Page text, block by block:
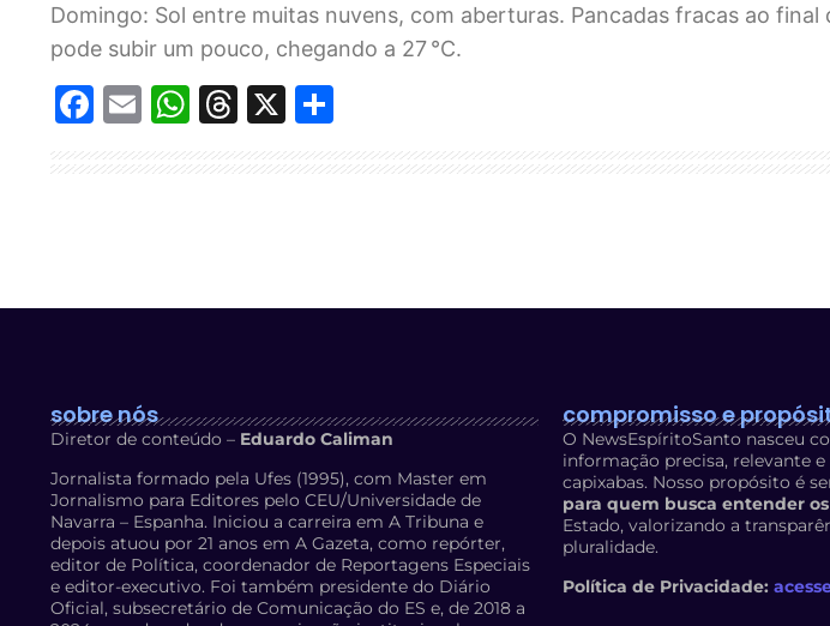
Domingo: Sol entre muitas nuvens, com aberturas. Pancadas fracas ao final
pode subir um pouco, chegando a 27 °C.
Facebook
EmailWhatsApp
Threads
X
sobre nós
Diretor de conteúdo – Eduardo Caliman
Jornalista formado pela Ufes (1995), com Master em
Jornalismo para Editores pelo CEU/Universidade de
Navarra – Espanha. Iniciou a carreira em A Tribuna e
depois atuou por 21 anos em A Gazeta, como repórter,
editor de Política, coordenador de Reportagens Especiais
e editor-executivo. Foi também presidente do Diário
Oficial, subsecretário de Comunicação do ES e, de 2018 a
compromisso e
O NewsEspíritoSanto nasceu
informação precisa, relevante
capixabas. Nosso propósito é
para quem busca entender
Estado, valorizando a
pluralidade.
Política de Privacidade: